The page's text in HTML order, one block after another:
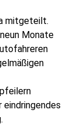
mitgeteilt.
Monate